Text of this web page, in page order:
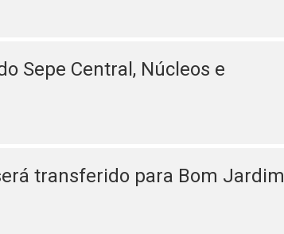
Sepe Central, Núcleos e
transferido para Bom Jardim